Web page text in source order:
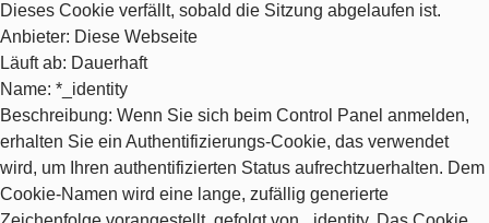
Dieses Cookie verfällt, sobald die Sitzung abgelaufen ist.
Anbieter: Diese Webseite
Läuft ab: Dauerhaft
Name: *_identity
Beschreibung: Wenn Sie sich beim Control Panel anmelden,
erhalten Sie ein Authentifizierungs-Cookie, das verwendet
wird, um Ihren authentifizierten Status aufrechtzuerhalten. Dem
Cookie-Namen wird eine lange, zufällig generierte